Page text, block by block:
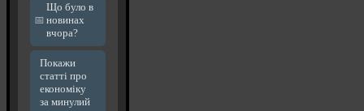
Що було в
новинах
вчора?
Покажи
статті про
економіку
за минулий